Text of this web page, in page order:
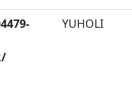
YUHOLI